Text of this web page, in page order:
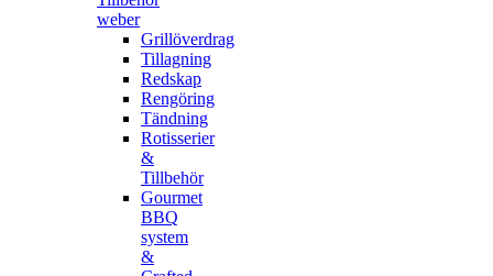
weber
Grillöverdrag
Tillagning
Redskap
Rengöring
Tändning
Rotisserier
&
Tillbehör
Gourmet
BBQ
system
&